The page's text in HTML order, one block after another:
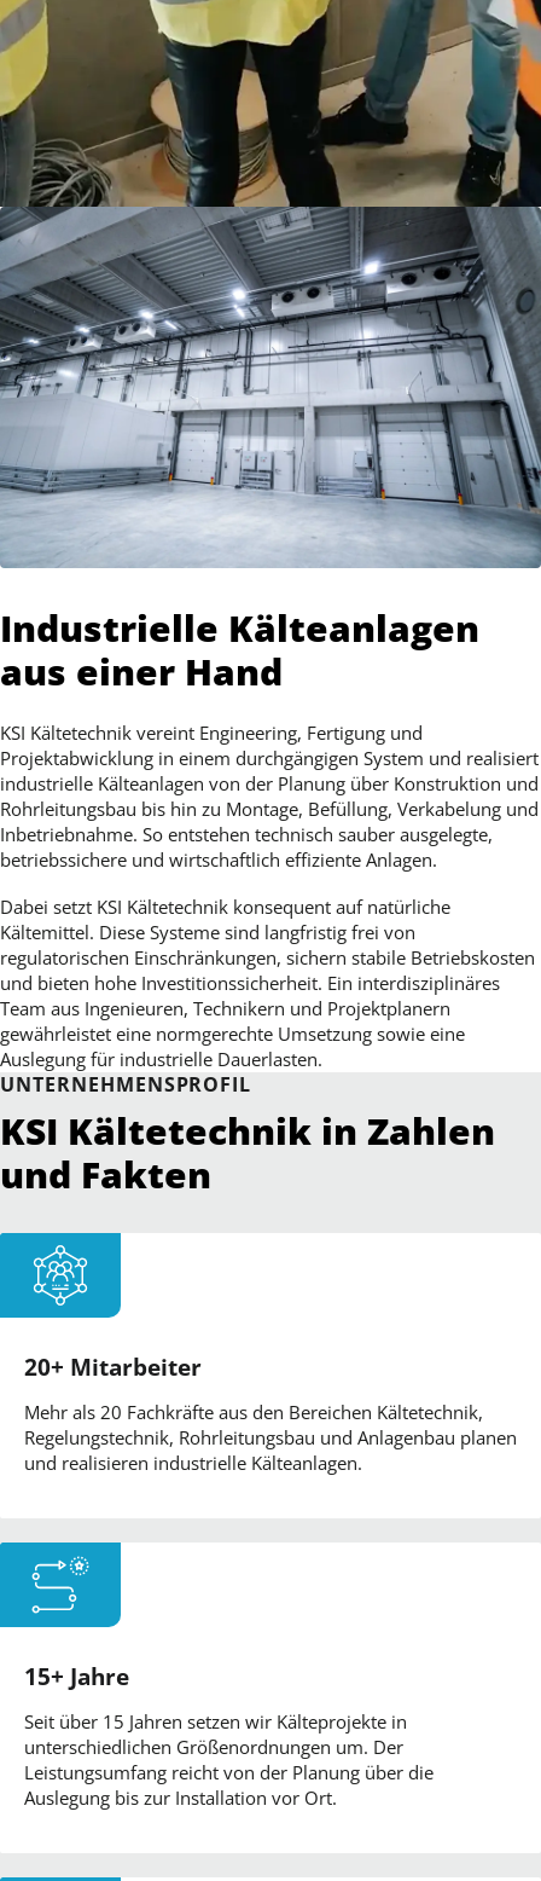
Industrielle Kälteanlagen
aus einer Hand
KSI Kältetechnik vereint Engineering, Fertigung und
Projektabwicklung in einem durchgängigen System und realisiert
industrielle Kälteanlagen von der Planung über Konstruktion und
Rohrleitungsbau bis hin zu Montage, Befüllung, Verkabelung und
Inbetriebnahme. So entstehen technisch sauber ausgelegte,
betriebssichere und wirtschaftlich effiziente Anlagen.
Dabei setzt KSI Kältetechnik konsequent auf natürliche
Kältemittel. Diese Systeme sind langfristig frei von
regulatorischen Einschränkungen, sichern stabile Betriebskosten
und bieten hohe Investitionssicherheit. Ein interdisziplinäres
Team aus Ingenieuren, Technikern und Projektplanern
gewährleistet eine normgerechte Umsetzung sowie eine
Auslegung für industrielle Dauerlasten.
UNTERNEHMENSPROFIL
KSI Kältetechnik in Zahlen
und Fakten
20+ Mitarbeiter
Mehr als 20 Fachkräfte aus den Bereichen Kältetechnik,
Regelungstechnik, Rohrleitungsbau und Anlagenbau planen
und realisieren industrielle Kälteanlagen.
15+ Jahre
Seit über 15 Jahren setzen wir Kälteprojekte in
unterschiedlichen Größenordnungen um. Der
Leistungsumfang reicht von der Planung über die
Auslegung bis zur Installation vor Ort.